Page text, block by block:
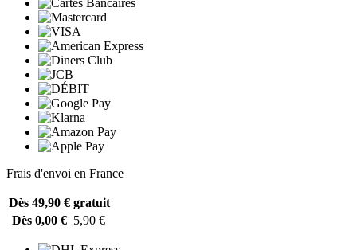
Frais d'envoi en France
Dès 49,90 € gratuit
Dès 0,00 € 5,90 €